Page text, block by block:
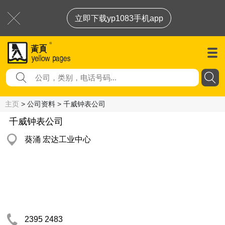
立即下载yp1083手机app
主页 > 公司资料 > 千威钟表公司
千威钟表公司
葵涌 宏达工业中心
2395 2483